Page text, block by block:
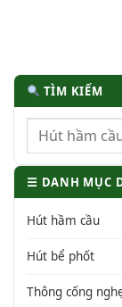
TÌM KIẾM
☰ DANH MỤC
Hút hầm cầu
Hút bể phốt
Thông cống